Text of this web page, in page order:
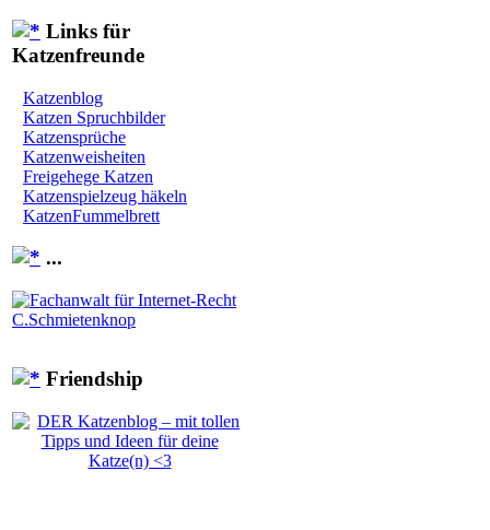
Links für
Katzenfreunde
Katzenblog
Katzen Spruchbilder
Katzensprüche
Katzenweisheiten
Freigehege Katzen
Katzenspielzeug häkeln
KatzenFummelbrett
...
Friendship